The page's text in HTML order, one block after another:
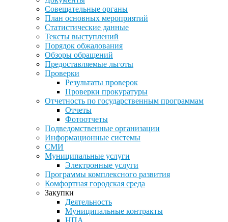
Совещательные органы
План основных мероприятий
Статистические данные
Тексты выступлений
Порядок обжалования
Обзоры обращений
Предоставляемые льготы
Проверки
Результаты проверок
Проверки прокуратуры
Отчетность по государственным программам
Отчеты
Фотоотчеты
Подведомственные организации
Информационные системы
СМИ
Муниципальные услуги
Электронные услуги
Программы комплексного развития
Комфортная городская среда
Закупки
Деятельность
Муниципальные контракты
НПА